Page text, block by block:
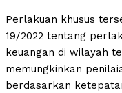
Perlakuan khusus
19/2022 tentang
keuangan di wilayah
memungkinkan
berdasarkan